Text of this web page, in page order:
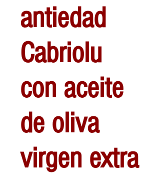
antiedad
Cabriolu
con aceite
de oliva
virgen extra